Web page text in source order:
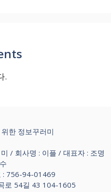
.
한 정보꾸러미
/ 회사명 : 이플 / 대표자 : 조명
수
: 756-94-01469
로 54길 43 104-1605